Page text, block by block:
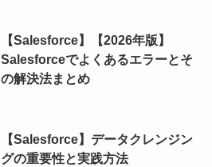
【Salesforce】【2026年版】
Salesforceでよくあるエラーとそ
の解決法まとめ
【Salesforce】データクレンジン
グの重要性と実践方法